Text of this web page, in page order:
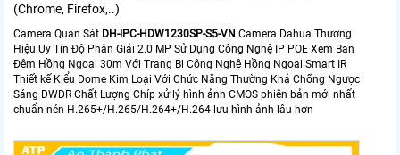
(Chrome, Firefox,..)
Camera Quan Sát DH-IPC-HDW1230SP-S5-VN Camera Dahua Thương
Hiệu Uy Tín Độ Phân Giải 2.0 MP Sử Dụng Công Nghệ IP POE Xem Ban
Đêm Hồng Ngoại 30m Với Trang Bị Công Nghệ Hồng Ngoại Smart IR
Thiết kế Kiểu Dome Kim Loại Với Chức Năng Thường Khả Chống Ngược
Sáng DWDR Chất Lượng Chíp xử lý hình ảnh CMOS phiên bản mới nhất
chuẩn nén H.265+/H.265/H.264+/H.264 lưu hình ảnh lâu hơn